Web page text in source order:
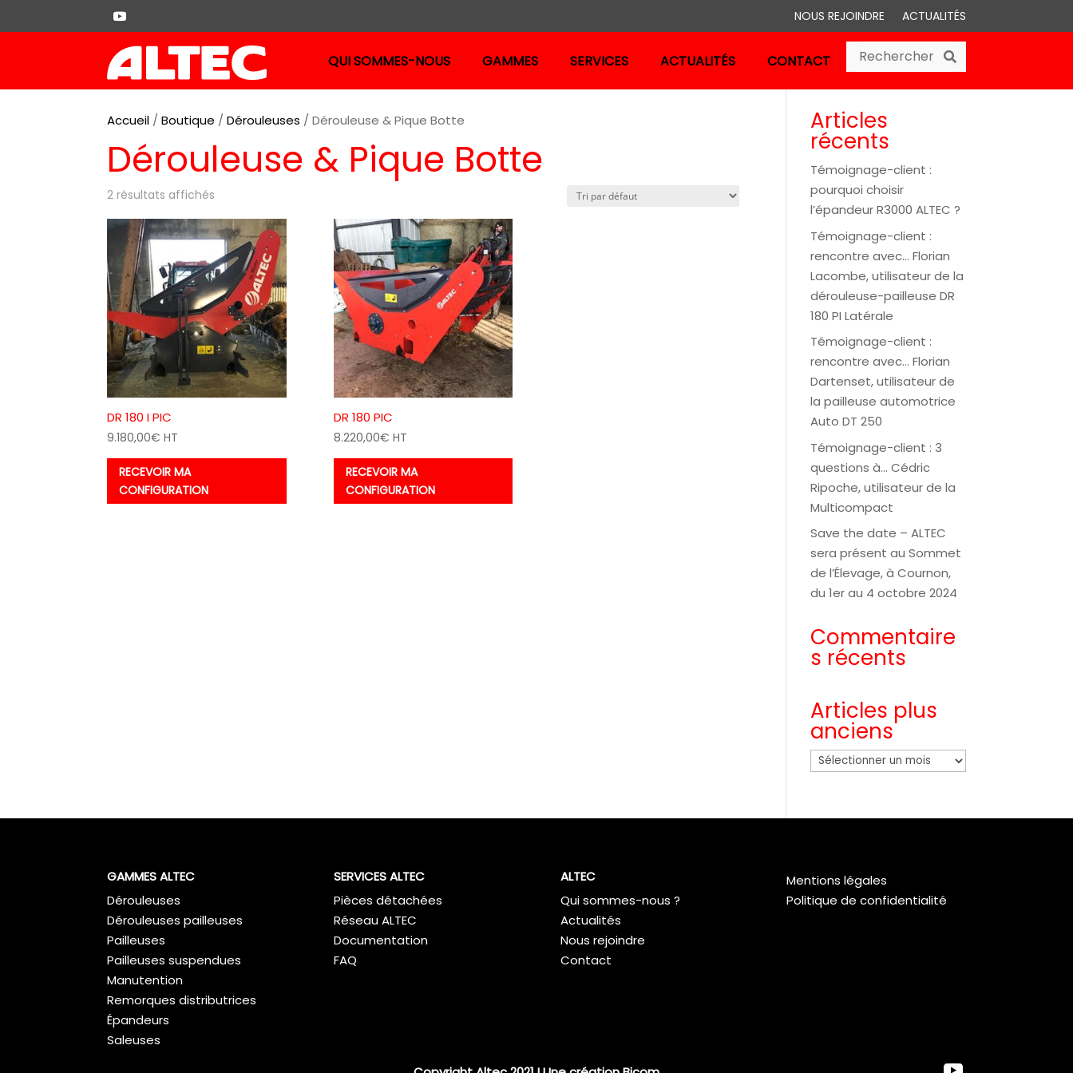
NOUS REJOINDRE ACTUALITÉS
QUI SOMMES-NOUS GAMMES
Dérouleuse et pic botte
Dérouleuse légère
Dérouleuses portées
SERVICES ACTUALITÉS CONTACT
Accueil /Boutique /Dérouleuses / Dérouleuse & Pique Botte
Dérouleuse & Pique Botte
2 résultats affichés
DR 180 I PIC
9.180,00€ HT
RECEVOIR MA
CONFIGURATION
DR 180 PIC
8.220,00€ HT
RECEVOIR MA
CONFIGURATION
Articles
récents
Témoignage-client :
pourquoi choisir
l’épandeur R3000 ALTEC ?
Témoignage-client :
rencontre avec… Florian
Lacombe, utilisateur de la
dérouleuse-pailleuse DR
180 PI Latérale
Témoignage-client :
rencontre avec… Florian
Dartenset, utilisateur de
la pailleuse automotrice
Auto DT 250
Témoignage-client : 3
questions à… Cédric
Ripoche, utilisateur de la
Multicompact
Save the date – ALTEC
sera présent au Sommet
de l’Élevage, à Cournon,
du 1er au 4 octobre 2024
Commentaire
s récents
Articles plus
anciens
Articles
GAMMES ALTEC
Dérouleuses
Dérouleuses pailleuses
Pailleuses
Pailleuses suspendues
Manutention
Remorques distributrices
Épandeurs
Saleuses
SERVICES ALTEC
Pièces détachées
Réseau ALTEC
Documentation
FAQ
ALTEC
Qui sommes-nous ?
Actualités
Nous rejoindre
Contact
Mentions légales
Politique de confidentialité